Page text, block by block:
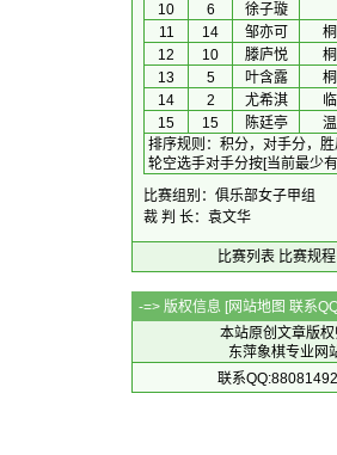
10
6 徐子璇
11
14 邹亦可
12
10 滕庐悦
13
5 叶含露
14
2 尤希淇
15
15 陈廷亭
排序规则 ： 积分，对手分，
轮空选手对手分按[当前最少
比赛组别：俱乐部女子甲组
裁 判 长：袁文华
比赛列表 比赛规程
-=> 版权信息 [网站地图 联系
本站原创文章版权
东萍象棋专业网
联系